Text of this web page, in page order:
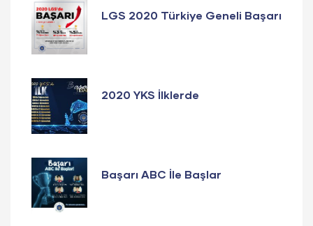
LGS 2020 Türkiye Geneli Başarı
2020 YKS İlklerde
Başarı ABC İle Başlar